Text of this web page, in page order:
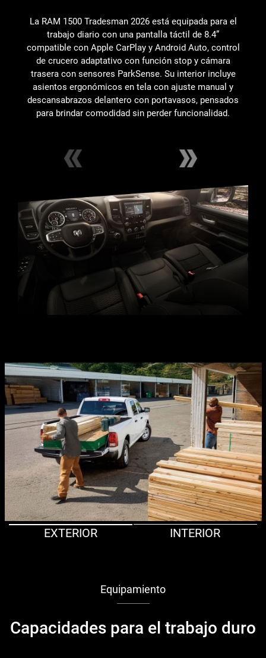
La RAM 1500 Tradesman 2026 está equipada para el
trabajo diario con una pantalla táctil de 8.4”
compatible con Apple CarPlay y Android Auto, control
de crucero adaptativo con función stop y cámara
trasera con sensores ParkSense. Su interior incluye
asientos ergonómicos en tela con ajuste manual y
descansabrazos delantero con portavasos, pensados
para brindar comodidad sin perder funcionalidad.
EXTERIOR INTERIOR
Equipamiento
Capacidades para el trabajo duro